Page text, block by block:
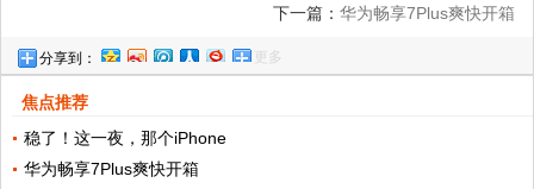
下一篇： 华为畅享7Plus爽快开箱
分享到： 更多
焦点推荐
稳了！这一夜，那个iPhone
华为畅享7Plus爽快开箱